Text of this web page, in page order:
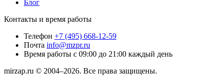
Блог
Контакты и время работы
Телефон +7 (495) 668-12-59
Почта info@mzpr.ru
Время работы с 09:00 до 21:00 каждый день
mirzap.ru © 2004–2026. Все права защищены.